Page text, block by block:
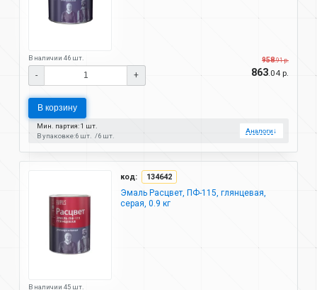
В наличии 46 шт.
- +
958.91 р.
863.04 р.
В корзину
Мин. партия: 1 шт.
В упаковке:6 шт. 6 шт.
Аналоги↓
код: 134642
Эмаль Расцвет, ПФ-115, глянцевая,
серая, 0.9 кг
В наличии 45 шт.